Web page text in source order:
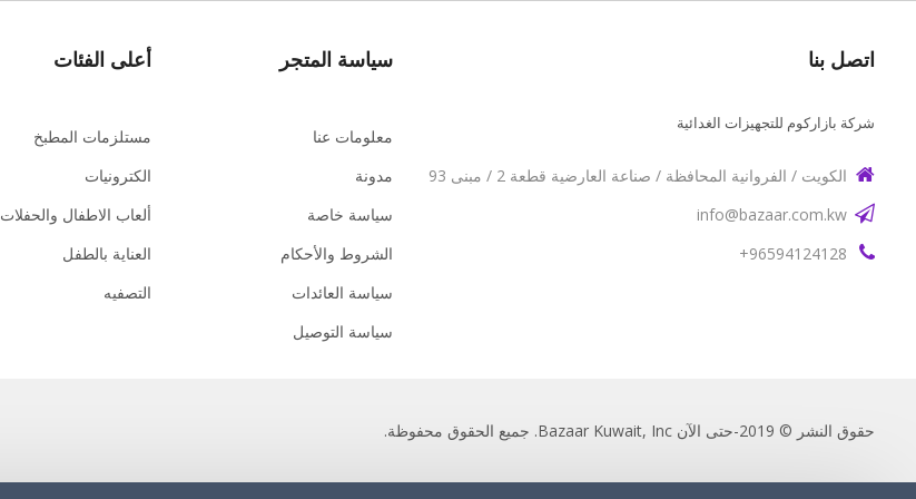
اتصل بنا
شركة بازاركوم للتجهيزات الغدائية
الكويت / الفروانية المحافظة / صناعة العارضية قطعة 2 / مبنى 93
info@bazaar.com.kw
96594124128+
سياسة المتجر
معلومات عنا
مدونة
سياسة خاصة
الشروط والأحكام
سياسة العائدات
سياسة التوصيل
أعلى الفئات
مستلزمات المطبخ
الكترونيات
ألعاب الاطفال والحفلات
العناية بالطفل
التصفيه
حقوق النشر © 2019-حتى الآن Bazaar Kuwait, Inc. جميع الحقوق محفوظة.